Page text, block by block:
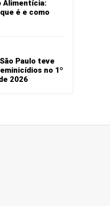
Alimentícia:
é e como
Paulo teve
no 1º
2026